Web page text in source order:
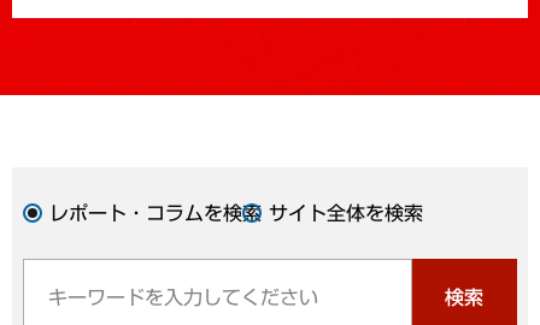
レポート・コラムを検索 サイト全体を検索
検索